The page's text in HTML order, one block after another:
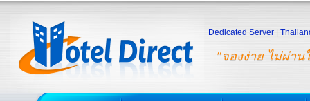
"จองง่าย ไม่ผ่าน
Dedicated Server